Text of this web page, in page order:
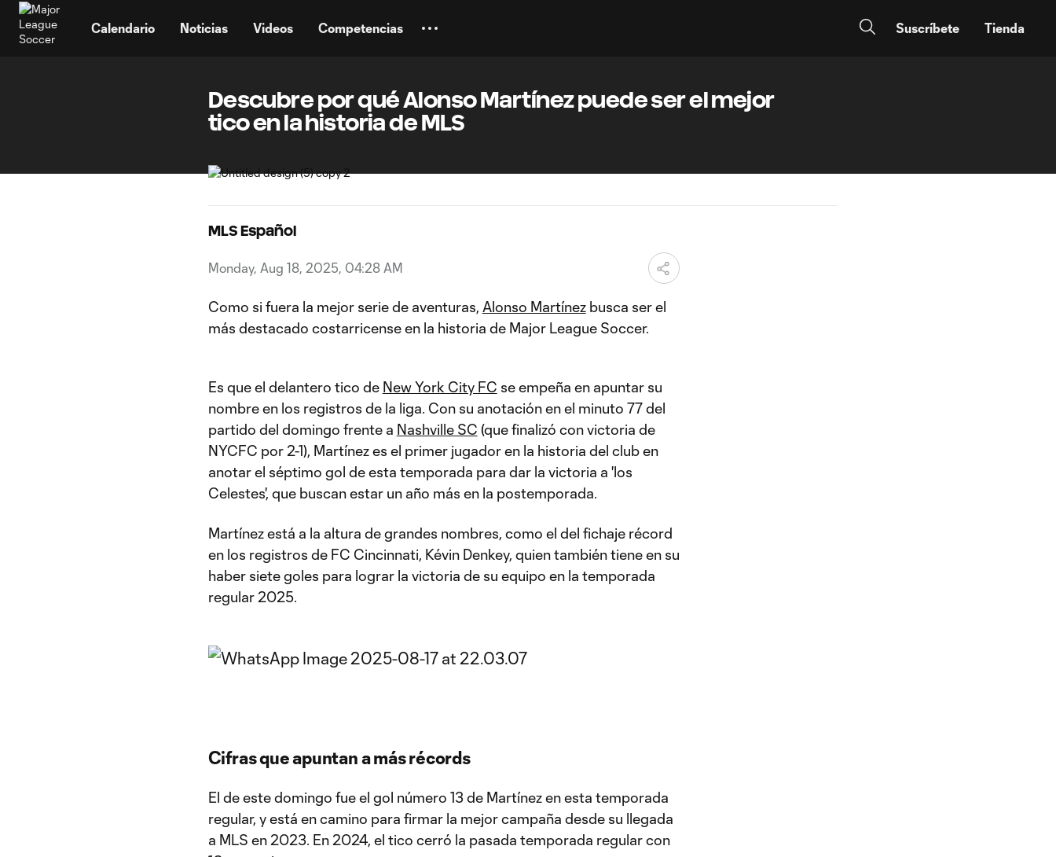
Calendario Noticias Videos Competencias Suscríbete Tienda
Descubre por qué Alonso Martínez puede ser el mejor
tico en la historia de MLS
MLS Español
Monday, Aug 18, 2025, 04:28 AM
Como si fuera la mejor serie de aventuras, Alonso Martínezbusca ser el
más destacado costarricense en la historia de Major League Soccer.
Es que el delantero tico de New York City FC se empeña en apuntar su
nombre en los registros de la liga. Con su anotación en el minuto 77 del
partido del domingo frente a Nashville SC (que finalizó con victoria de
NYCFC por 2-1), Martínez es el primer jugador en la historia del club en
anotar el séptimo gol de esta temporada para dar la victoria a 'los
Celestes', que buscan estar un año más en la postemporada.
Martínez está a la altura de grandes nombres, como el del fichaje récord
en los registros de FC Cincinnati, Kévin Denkey, quien también tiene en su
haber siete goles para lograr la victoria de su equipo en la temporada
regular 2025.
Cifras que apuntan a más récords
El de este domingo fue el gol número 13 de Martínez en esta temporada
regular, y está en camino para firmar la mejor campaña desde su llegada
a MLS en 2023. En 2024, el tico cerró la pasada temporada regular con